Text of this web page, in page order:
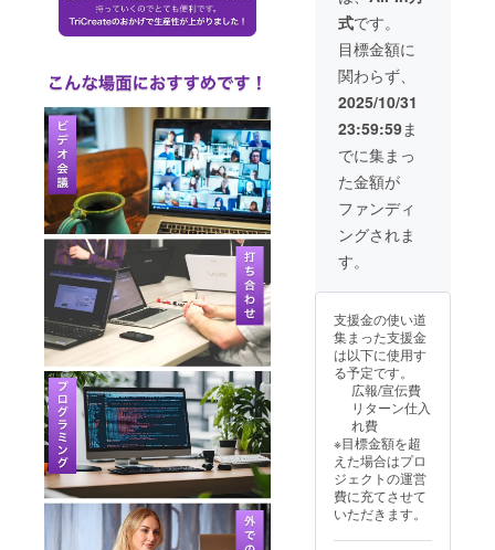
しま
す。 ※
デザイ
ン・仕
様は変
更にな
る可能
性もご
ざいま
す。ご
了承く
ださ
い。
規販売
価格が
販売予
定価格
より下
がる可
能性も
ござい
ます。
※類似商
品が発
生する
可能性
がある
た上で
ご支援
頂けま
す様お
願い致
しま
す。 ※
デザイ
ン・仕
様は変
更にな
る可能
性もご
ざいま
す。ご
状況、
使用部
材の供
給状
況、製
造工程
上の都
合等に
より出
荷時期
が遅れ
る場合
があり
ます。
より量
産効率
が向上
した場
合、正
規販売
価格が
販売予
定価格
より下
がる可
能性も
ござい
ます。
※類似商
き、あ
りがと
うござ
いま
す！ ※
一般販
売予定
価格：
139,990
円（税
込み）
※リター
ンはす
べて
の金額
ます。
※ご注文
状況、
使用部
材の供
給状
造工程
上の都
合等に
より出
荷時期
が遅れ
式です。
目標金額に
関わらず、
2025/10/31
23:59:59ま
でに集まっ
た金額が
ファンディ
ングされま
す。
支援金の使い道
集まった支援金
は以下に使用す
る予定です。
広報/宣伝費
リターン仕入
れ費
※目標金額を超
えた場合はプロ
ジェクトの運営
費に充てさせて
いただきます。